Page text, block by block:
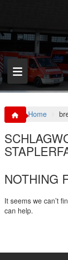
p
o
c
o
n
t
Home
NOTHING
It seems we can’t
can help.